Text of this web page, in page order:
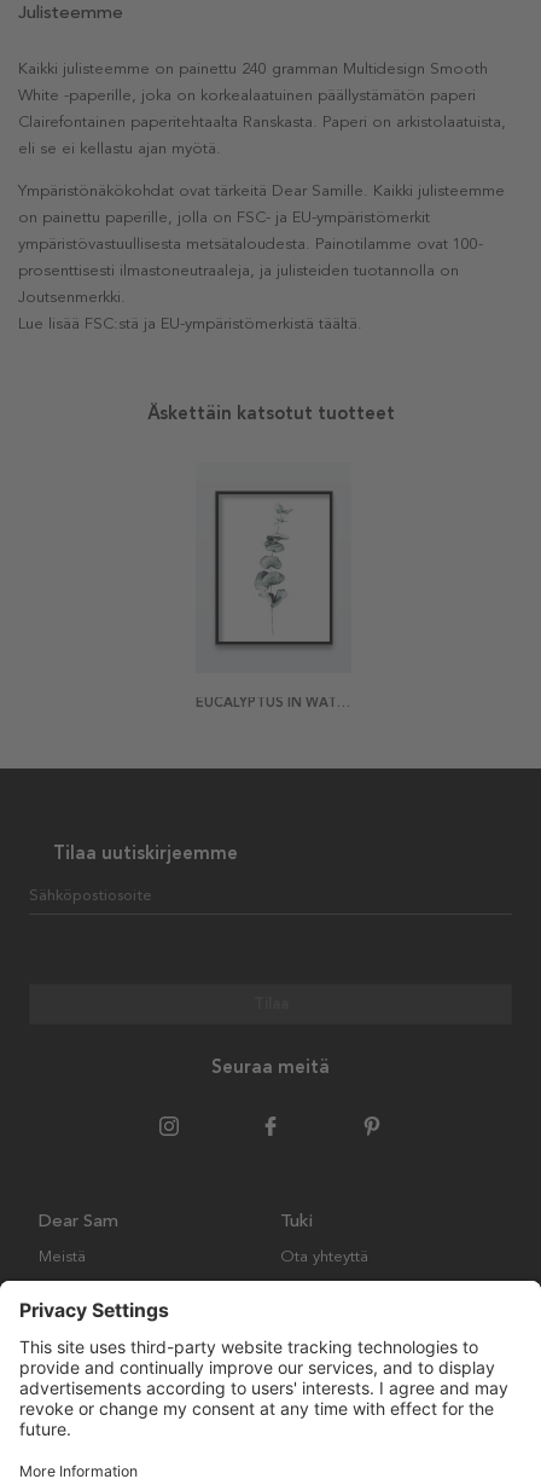
Julisteemme
Kaikki julisteemme on painettu 240 gramman Multidesign Smooth
White -paperille, joka on korkealaatuinen päällystämätön paperi
Clairefontainen paperitehtaalta Ranskasta. Paperi on arkistolaatuista,
eli se ei kellastu ajan myötä.
Ympäristönäkökohdat ovat tärkeitä Dear Samille. Kaikki julisteemme
on painettu paperille, jolla on FSC- ja EU-ympäristömerkit
ympäristövastuullisesta metsätaloudesta. Painotilamme ovat 100-
prosenttisesti ilmastoneutraaleja, ja julisteiden tuotannolla on
Joutsenmerkki.
Lue lisää FSC:stä ja EU-ympäristömerkistä täältä.
Äskettäin katsotut tuotteet
EUCALYPTUS IN WATERCOLOR JULISTE
Tilaa uutiskirjeemme
Sähköpostiosoite
Seuraa meitä
Dear Sam
Meistä
Tuki
Ota yhteyttä
Palautukset ja vaatimukset